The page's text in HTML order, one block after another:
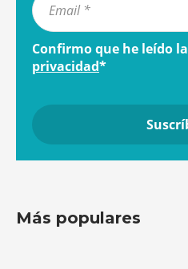
Confirmo que he leído la
privacidad*
Más populares